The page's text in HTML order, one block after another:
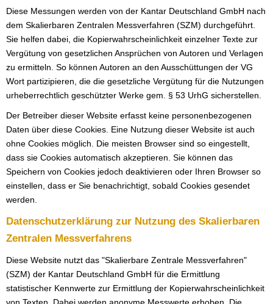
Diese Messungen werden von der Kantar Deutschland GmbH nach
dem Skalierbaren Zentralen Messverfahren (SZM) durchgeführt.
Sie helfen dabei, die Kopierwahrscheinlichkeit einzelner Texte zur
Vergütung von gesetzlichen Ansprüchen von Autoren und Verlagen
zu ermitteln. So können Autoren an den Ausschüttungen der VG
Wort partizipieren, die die gesetzliche Vergütung für die Nutzungen
urheberrechtlich geschützter Werke gem. § 53 UrhG sicherstellen.
Der Betreiber dieser Website erfasst keine personenbezogenen
Daten über diese Cookies. Eine Nutzung dieser Website ist auch
ohne Cookies möglich. Die meisten Browser sind so eingestellt,
dass sie Cookies automatisch akzeptieren. Sie können das
Speichern von Cookies jedoch deaktivieren oder Ihren Browser so
einstellen, dass er Sie benachrichtigt, sobald Cookies gesendet
werden.
Datenschutzerklärung zur Nutzung des Skalierbaren
Zentralen Messverfahrens
Diese Website nutzt das "Skalierbare Zentrale Messverfahren"
(SZM) der Kantar Deutschland GmbH für die Ermittlung
statistischer Kennwerte zur Ermittlung der Kopierwahrscheinlichkeit